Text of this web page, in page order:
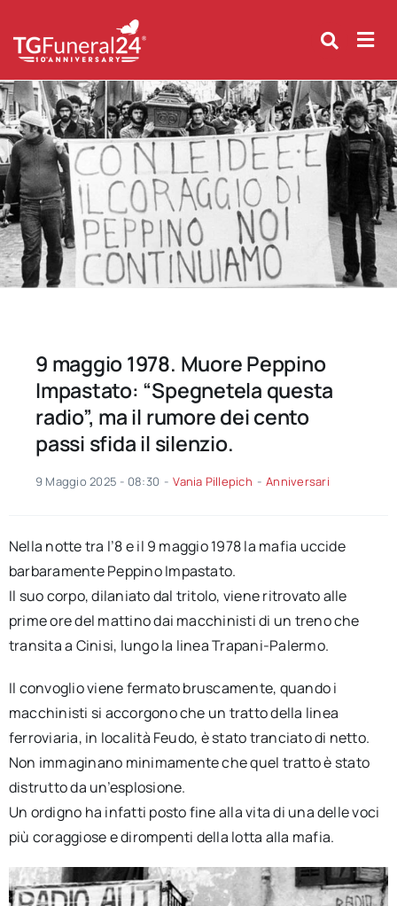
content
9 maggio 1978. Muore Peppino
Impastato: “Spegnetela questa
radio”, ma il rumore dei cento
passi sfida il silenzio.
9 Maggio 2025 - 08:30 - Vania Pillepich - Anniversari
Nella notte tra l’8 e il 9 maggio 1978 la mafia uccide
barbaramente Peppino Impastato.
Il suo corpo, dilaniato dal tritolo, viene ritrovato alle
prime ore del mattino dai macchinisti di un treno che
transita a Cinisi, lungo la linea Trapani-Palermo.
Il convoglio viene fermato bruscamente, quando i
macchinisti si accorgono che un tratto della linea
ferroviaria, in località Feudo, è stato tranciato di netto.
Non immaginano minimamente che quel tratto è stato
distrutto da un’esplosione.
Un ordigno ha infatti posto fine alla vita di una delle voci
più coraggiose e dirompenti della lotta alla mafia.